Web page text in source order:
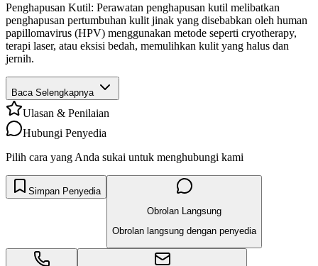
Penghapusan Kutil: Perawatan penghapusan kutil melibatkan
penghapusan pertumbuhan kulit jinak yang disebabkan oleh human
papillomavirus (HPV) menggunakan metode seperti cryotherapy,
terapi laser, atau eksisi bedah, memulihkan kulit yang halus dan
jernih.
Baca Selengkapnya
Ulasan & Penilaian
Hubungi Penyedia
Pilih cara yang Anda sukai untuk menghubungi kami
Simpan Penyedia
Obrolan Langsung
Obrolan langsung dengan penyedia